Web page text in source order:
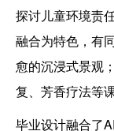
探讨儿童环境责
融合为特色，有
愈的沉浸式景观
复、芳香疗法等
毕业设计融合了